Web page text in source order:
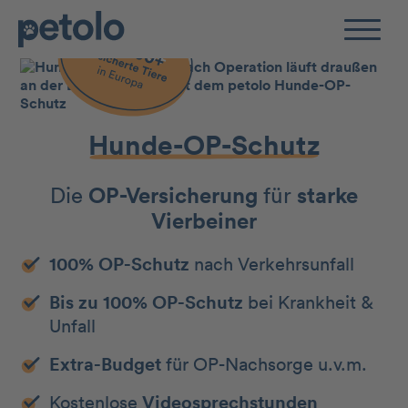
Zum Hauptinhalt
Hunde-OP-Schutz
Die OP-Versicherung für starke
Vierbeiner
100% OP-Schutz nach Verkehrsunfall
Bis zu 100% OP-Schutz bei Krankheit &
Unfall
Extra-Budget für OP-Nachsorge u.v.m.
Kostenlose Videosprechstunden